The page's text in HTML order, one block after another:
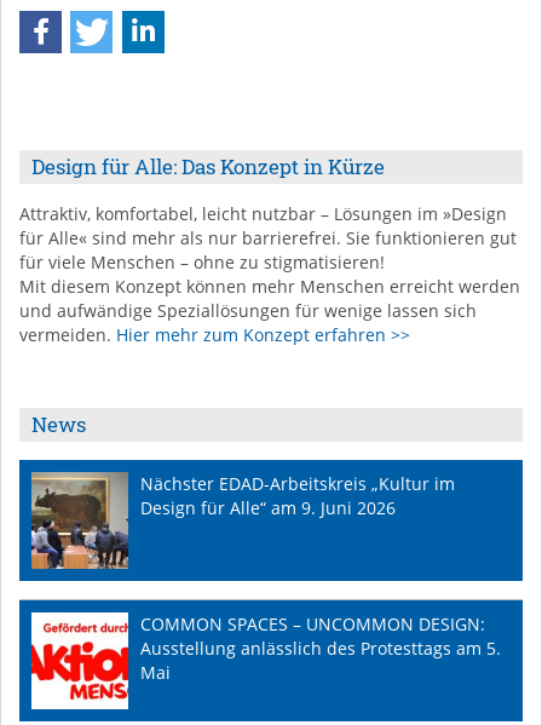
Design für Alle: Das Konzept in Kürze
Attraktiv, komfortabel, leicht nutzbar – Lösungen im »Design
für Alle« sind mehr als nur barrierefrei. Sie funktionieren gut
für viele Menschen – ohne zu stigmatisieren!
Mit diesem Konzept können mehr Menschen erreicht werden
und aufwändige Speziallösungen für wenige lassen sich
vermeiden. Hier mehr zum Konzept erfahren >>
News
Nächster EDAD-Arbeitskreis „Kultur im
Design für Alle“ am 9. Juni 2026
COMMON SPACES – UNCOMMON DESIGN:
Ausstellung anlässlich des Protesttags am 5.
Mai